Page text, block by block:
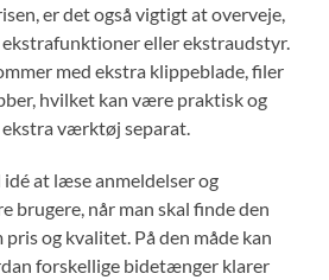
er det også vigtigt at overveje,
eller ekstraudstyr.
med ekstra klippeblade, filer
hvilket kan være praktisk og
værktøj separat.
at læse anmeldelser og
brugere, når man skal finde den
og kvalitet. På den måde kan
forskellige bidetænger klarer